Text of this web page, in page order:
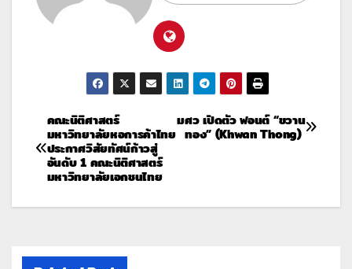
มศว เปิดตัว ฟอนต์ “ขวาน
ทอง” (Khwan Thong)
คณะนิติศาสตร์
มหาวิทยาลัยหอการค้าไทย
ประกาศวิสัยทัศน์ก้าวสู่
อันดับ 1 คณะนิติศาสตร์
มหาวิทยาลัยเอกชนไทย